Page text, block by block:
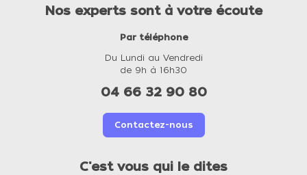
Nos experts sont à votre écoute
Par téléphone
Du Lundi au Vendredi
de 9h à 16h30
04 66 32 90 80
Contactez-nous
C'est vous qui le dites